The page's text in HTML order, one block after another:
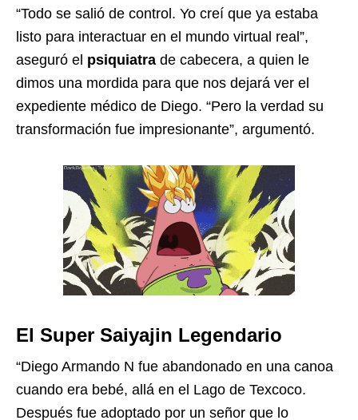
“Todo se salió de control. Yo creí que ya estaba
listo para interactuar en el mundo virtual real”,
aseguró el psiquiatra de cabecera, a quien le
dimos una mordida para que nos dejará ver el
expediente médico de Diego. “Pero la verdad su
transformación fue impresionante”, argumentó.
El Super Saiyajin Legendario
“Diego Armando N fue abandonado en una canoa
cuando era bebé, allá en el Lago de Texcoco.
Después fue adoptado por un señor que lo